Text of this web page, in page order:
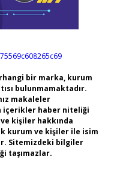
bir marka, kurum
bulunmamaktadır.
makaleler
içerikler haber niteliği
kişiler hakkında
kurum ve kişiler ile isim
Sitemizdeki bilgiler
taşımazlar.